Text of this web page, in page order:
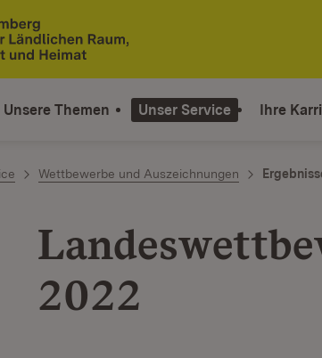
Unsere Themen Unser Service Ihre
Wettbewerbe und Auszeichnungen
2022